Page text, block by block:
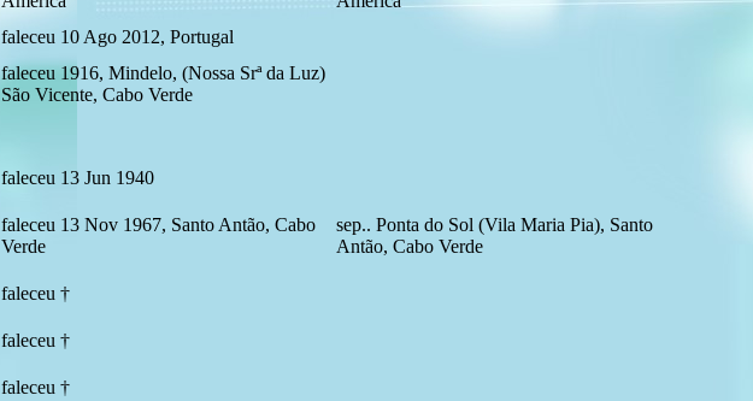
faleceu 10 Ago 2012, Portugal
faleceu 1916, Mindelo, (Nossa Srª da Luz)
São Vicente, Cabo Verde
faleceu 13 Jun 1940
faleceu 13 Nov 1967, Santo Antão, Cabo
Verde
sep.. Ponta do Sol (Vila Maria Pia), Santo
Antão, Cabo Verde
faleceu †
faleceu †
faleceu †